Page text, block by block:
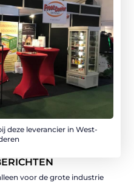
deze leverancier in West-
voor de grote industrie